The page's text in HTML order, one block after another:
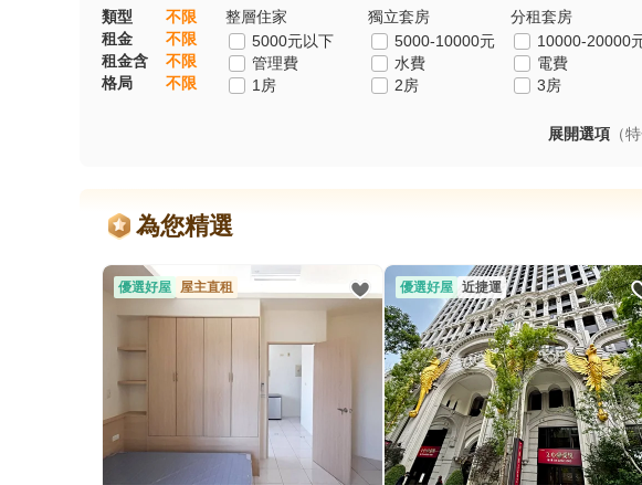
類型 不限 整層住家 獨立套房 分租套房
租金
不限 5000元以下 5000-10000元 10000-20000
租金含
不限 管理費 水費 電費
格局
不限 1房 2房 3房
展開選項 （
為您精選
優選好屋 屋主直租 優選好屋 近捷運